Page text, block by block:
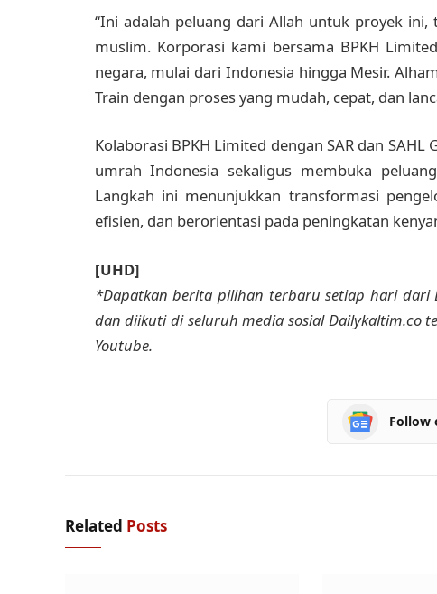
“Ini adalah peluang dari Allah untuk proyek
muslim. Korporasi kami bersama BPKH
negara, mulai dari Indonesia hingga Mesir.
Train dengan proses yang mudah, cepat, dan
Kolaborasi BPKH Limited dengan SAR dan
umrah Indonesia sekaligus membuka
Langkah ini menunjukkan transformasi
efisien, dan berorientasi pada peningkatan
[UHD]
*Dapatkan berita pilihan terbaru setiap hari
dan diikuti di seluruh media sosial Dailykaltim.co
Youtube.
Follow
Related Posts